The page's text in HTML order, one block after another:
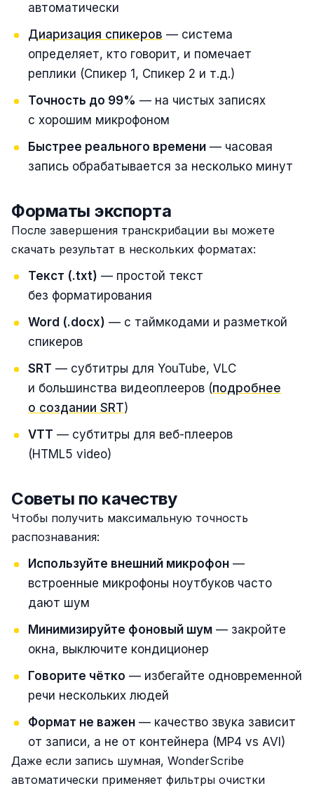
автоматически
Диаризация спикеров — система
определяет, кто говорит, и помечает
реплики (Спикер 1, Спикер 2 и т.д.)
Точность до 99% — на чистых записях
с хорошим микрофоном
Быстрее реального времени — часовая
запись обрабатывается за несколько минут
Форматы экспорта
После завершения транскрибации вы можете
скачать результат в нескольких форматах:
Текст (.txt) — простой текст
без форматирования
Word (.docx) — с таймкодами и разметкой
спикеров
SRT — субтитры для YouTube, VLC
и большинства видеоплееров (подробнее
о создании SRT)
VTT — субтитры для веб-плееров
(HTML5 video)
Советы по качеству
Чтобы получить максимальную точность
распознавания:
Используйте внешний микрофон —
встроенные микрофоны ноутбуков часто
дают шум
Минимизируйте фоновый шум — закройте
окна, выключите кондиционер
Говорите чётко — избегайте одновременной
речи нескольких людей
Формат не важен — качество звука зависит
от записи, а не от контейнера (MP4 vs AVI)
Даже если запись шумная, WonderScribe
автоматически применяет фильтры очистки